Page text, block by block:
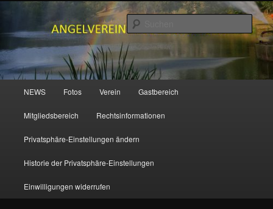
Inhalt
springenANGELVEREIN MUDENBACH e.V.
NEWS Fotos Verein Gastbereich
Mitgliedsbereich Rechtsinformationen
Privatsphäre-Einstellungen ändern
Historie der Privatsphäre-Einstellungen
Einwilligungen widerrufen